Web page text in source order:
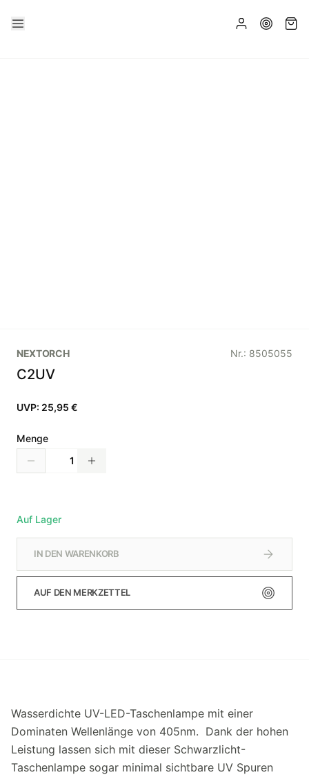
NEXTORCH Nr.: 8505055
C2UV
UVP: 25,95 €
Menge
Auf Lager
IN DEN WARENKORB
AUF DEN MERKZETTEL
Wasserdichte UV-LED-Taschenlampe mit einer
Dominaten Wellenlänge von 405nm. Dank der hohen
Leistung lassen sich mit dieser Schwarzlicht-
Taschenlampe sogar minimal sichtbare UV Spuren